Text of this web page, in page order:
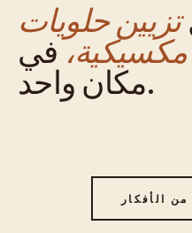
تزيين حلويات
مكسيكية،في
مكان واحد.
الأفكار